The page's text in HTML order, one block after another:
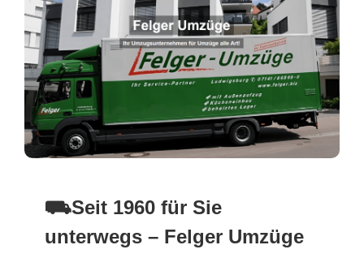
⛟Seit 1960 für Sie
unterwegs – Felger Umzüge